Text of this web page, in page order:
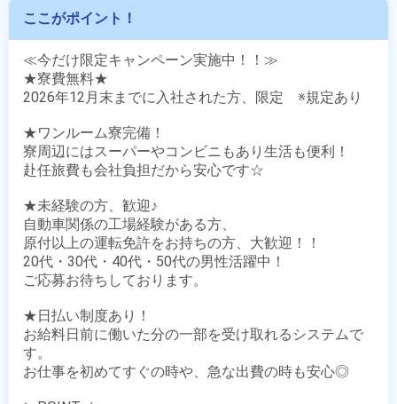
ここがポイント！
≪今だけ限定キャンペーン実施中！！≫
★寮費無料★
2026年12月末までに入社された方、限定　※規定あり
★ワンルーム寮完備！
寮周辺にはスーパーやコンビニもあり生活も便利！
赴任旅費も会社負担だから安心です☆
★未経験の方、歓迎♪
自動車関係の工場経験がある方、
原付以上の運転免許をお持ちの方、大歓迎！！
20代・30代・40代・50代の男性活躍中！
ご応募お待ちしております。
★日払い制度あり！
お給料日前に働いた分の一部を受け取れるシステムで
す。
お仕事を初めてすぐの時や、急な出費の時も安心◎